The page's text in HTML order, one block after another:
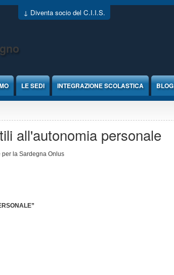
↓ Diventa socio del C.I.I.S.
LE SEDI INTEGRAZIONE SCOLASTICA BLOG
all'autonomia personale
la Sardegna Onlus